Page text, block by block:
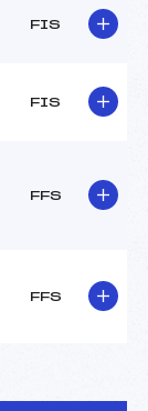
FIS
FIS
FFS
FFS